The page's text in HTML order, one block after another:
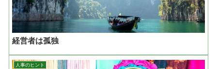
経営者は孤独
人事のヒント